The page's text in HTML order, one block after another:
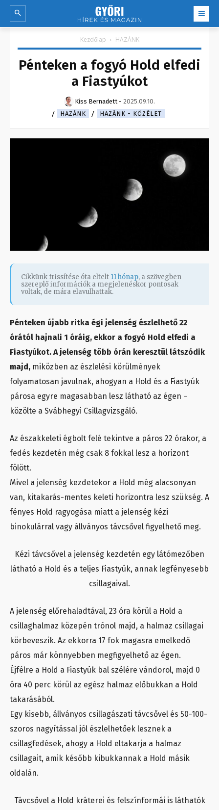
Kezdőlap HAZÁNK
Pénteken a fogyó Hold elfedi
a Fiastyúkot
Kiss Bernadett - 2025.09.10.
HAZÁNK
HAZÁNK - KÖZÉLET
Cikkünk frissítése óta eltelt 11 hónap, a szövegben
szereplő információk a megjelenéskor pontosak
voltak, de mára elavulhattak.
Pénteken újabb ritka égi jelenség észlelhető 22
órától hajnali 1 óráig, ekkor a fogyó Hold elfedi a
Fiastyúkot. A jelenség több órán keresztül látszódik
majd, miközben az észlelési körülmények
folyamatosan javulnak, ahogyan a Hold és a Fiastyúk
párosa egyre magasabban lesz látható az égen –
közölte a Svábhegyi Csillagvizsgáló.
Az északkeleti égbolt felé tekintve a páros 22 órakor, a
fedés kezdetén még csak 8 fokkal lesz a horizont
fölött.
Mivel a jelenség kezdetekor a Hold még alacsonyan
van, kitakarás-mentes keleti horizontra lesz szükség. A
fényes Hold ragyogása miatt a jelenség kézi
binokulárral vagy állványos távcsővel figyelhető meg.
Kézi távcsővel a jelenség kezdetén egy látómezőben
látható a Hold és a teljes Fiastyúk, annak legfényesebb
csillagaival.
A jelenség előrehaladtával, 23 óra körül a Hold a
csillaghalmaz közepén trónol majd, a halmaz csillagai
körbeveszik. Az ekkorra 17 fok magasra emelkedő
páros már könnyebben megfigyelhető az égen.
Éjfélre a Hold a Fiastyúk bal szélére vándorol, majd 0
óra 40 perc körül az egész halmaz előbukkan a Hold
takarásából.
Egy kisebb, állványos csillagászati távcsővel és 50-100-
szoros nagyítással jól észlelhetőek lesznek a
csillagfedések, ahogy a Hold eltakarja a halmaz
csillagait, amik később kibukkannak a Hold másik
oldalán.
Távcsővel a Hold kráterei és felszínformái is láthatók